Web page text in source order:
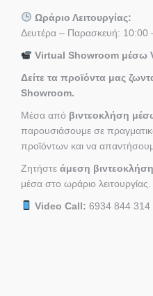
Ωράριο Λειτουργίας:
Δευτέρα – Παρασκευή: 10:00
Virtual Showroom μέσω
Δείτε τα προϊόντα μας
Showroom.
Μέσα από βιντεοκλήση
παρουσιάσουμε σε
προϊόντων και να
Ζητήστε άμεση βιντεοκλήση
μέσα στο ωράριο λειτουργίας.
Video Call: 6934 844 314